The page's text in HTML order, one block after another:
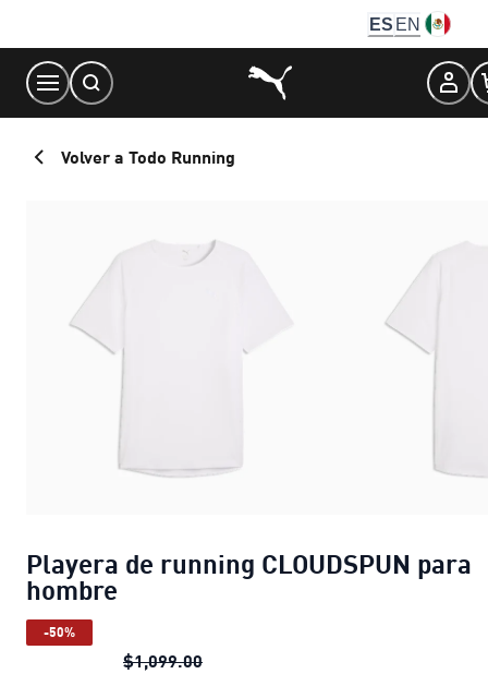
Content
ES EN
Volver a Todo Running
Playera de running CLOUDSPUN para
hombre
-50%
$1,099.00Playera de running CLOUDSPUN